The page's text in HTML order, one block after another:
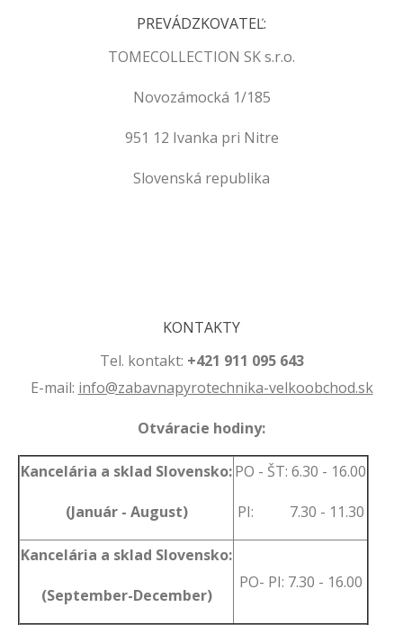
PREVÁDZKOVATEĽ:
TOMECOLLECTION SK s.r.o.
Novozámocká 1/185
951 12 Ivanka pri Nitre
Slovenská republika
KONTAKTY
Tel. kontakt: +421 911 095 643
E-mail: info@zabavnapyrotechnika-velkoobchod.sk
Otváracie hodiny:
Kancelária a sklad Slovensko:
(Január - August)
PO - ŠT: 6.30 - 16.00
PI: 7.30 - 11.30
Kancelária a sklad Slovensko:
(September-December)
PO- PI: 7.30 - 16.00